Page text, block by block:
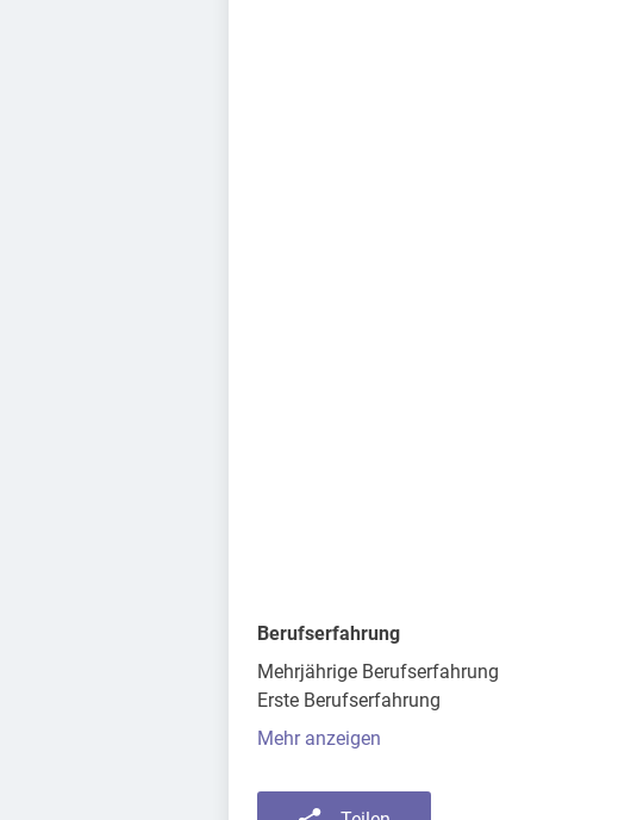
Berufserfahrung
Mehrjährige Berufserfahrung
Erste Berufserfahrung
Mehr anzeigen